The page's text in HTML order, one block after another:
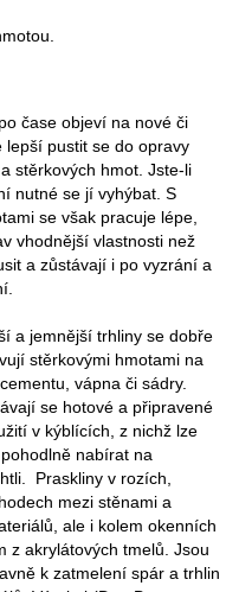
čase objeví na nové či
lepší pustit se do opravy
stěrkových hmot. Jste-li
nutné se jí vyhýbat. S
se však pracuje lépe,
vhodnější vlastnosti než
a zůstávají i po vyzrání a
a jemnější trhliny se dobře
stěrkovými hmotami na
vápna či sádry.
se hotové a připravené
v kýblících, z nichž lze
nabírat na
Praskliny v rozích,
mezi stěnami a
ale i kolem okenních
z akrylátových tmelů. Jsou
k zatmelení spár a trhlin